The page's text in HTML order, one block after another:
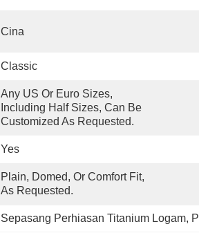
Cina
Classic
Any US Or Euro Sizes,
Including Half Sizes, Can Be
Customized As Requested.
Yes
Plain, Domed, Or Comfort Fit,
As Requested.
Sepasang Perhiasan Titanium Logam,